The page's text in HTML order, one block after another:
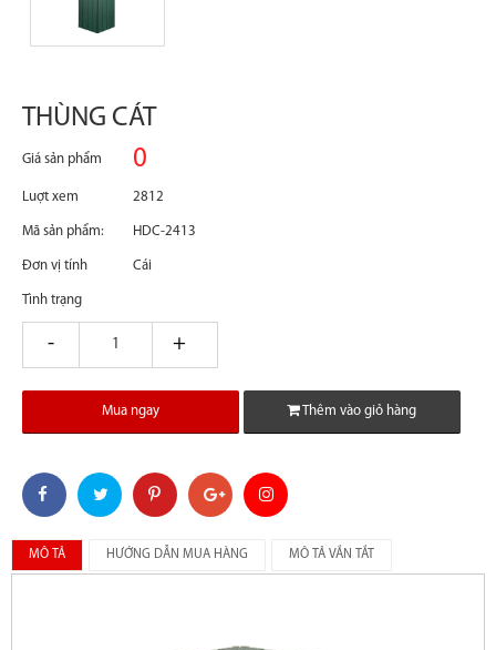
THÙNG CÁT
Giá sản phẩm 0
Luợt xem 2812
Mã sản phẩm: HDC-2413
Đơn vị tính Cái
Tình trạng
giam tang
Mua ngay Thêm vào giỏ hàng
MÔ TẢ HƯỚNG DẪN MUA HÀNG MÔ TẢ VẮN TẮT